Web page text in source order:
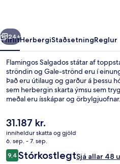
Næsta
24+
YfirlitHerbergiStaðsetningReglur
Flamingos Salgados státar af
ströndin og Gale-strönd eru í
Það eru útilaug og garður á þessu
sem herbergin skarta ýmsu sem
meðal eru ísskápar og örbylgjuofnar.
Núverandi
verð
er
31.187 kr.
31.187 kr.
inniheldur skatta og gjöld
6. sep. - 7. sep.
Umsagnir
9,49,4 af 10
StórkostlegtSjá allar 48